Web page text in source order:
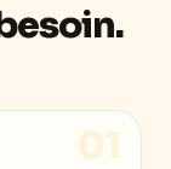
01